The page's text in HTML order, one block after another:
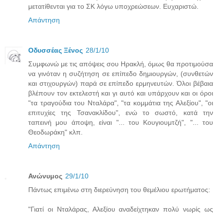
μετατίθενται για το ΣΚ λόγω υποχρεώσεων. Ευχαριστώ.
Απάντηση
Οδυσσέας Ξένος 28/1/10
Συμφωνώ με τις απόψεις σου Ηρακλή, όμως θα προτιμούσα
να γινόταν η συζήτηση σε επίπεδο δημιουργών, (συνθετών
και στιχουργών) παρά σε επίπεδο ερμηνευτών. Όλοι βέβαια
βλέπουν τον εκτελεστή και γι αυτό και υπάρχουν και οι όροι
"τα τραγούδια του Νταλάρα", "τα κομμάτια της Αλεξίου", "οι
επιτυχίες της Τσανακλίδου", ενώ το σωστό, κατά την
ταπεινή μου άποψη, είναι "... του Κουγιουμτζή", "... του
Θεοδωράκη" κλπ.
Απάντηση
Ανώνυμος 29/1/10
Πάντως επιμένω στη διερεύνηση του θεμέλιου ερωτήματος:
"Γιατί οι Νταλάρας, Αλεξίου αναδείχτηκαν πολύ νωρίς ως